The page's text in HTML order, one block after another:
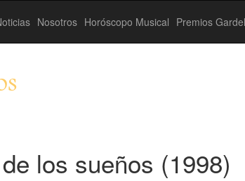
Nosotros Horóscopo Musical Premios
los sueños (1998)